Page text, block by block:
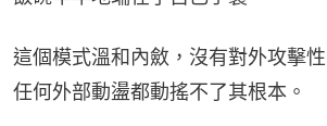
這個模式溫和內斂，沒有對外攻擊
任何外部動盪都動搖不了其根本。